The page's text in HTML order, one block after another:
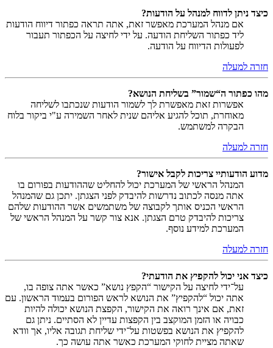
כיצד ניתן לדווח למנהל על הודעות?
אם מנהל המערכת מאפשר זאת, אתה תראה כפתור דיווח הודעות
ליד כפתור השליחת הודעה. על ידי לחיצה על הכפתור תעבור
לפעולות הדיווח על הודעה.
חזרה למעלה
מהו כפתור ה“שמור” בשליחת הנושא?
אפשרות זאת מאפשרת לך לשמור הודעות שנכתבו לשליחה
מאוחרת, תוכל להגיע אליהם שנית לאחר השמירה ע"י ביקור בלוח
הבקרה למשתמש.
חזרה למעלה
מדוע הודעותיי צריכות לקבל אישור?
המנהל הראשי של המערכת יכול להחליט שההודעות בפורום בו
אתה מנסה לכתוב נדרשות להיבדק לפני הצגתן. יתכן גם שהמנהל
הראשי הכניס אותך לקבוצה של משתמשים אשר ההודעות שלהם
צריכות להיבדק טרם הצגתן. אנא צור קשר על המנהל הראשי של
המערכת למידע נוסף.
חזרה למעלה
כיצד אני יכול להקפיץ את הודעתי?
על־ידי לחיצה על הקישור “הקפץ נושא” כאשר אתה צופה בו,
אתה יכול “להקפיץ” את הנושא לראש הפורום בעמוד הראשון. עם
זאת, אם אינך רואה את הקישור, הקפצת הנושא יכולה להיות
כבויה או הזמן המוקצב בין הקפצות עדיין לא הסתיים. ניתן גם
להקפיץ את הנושא בפשטות על־ידי שליחת תגובה אליו, אך וודא
שאתה מציית לחוקי המערכת כאשר אתה עושה כך.